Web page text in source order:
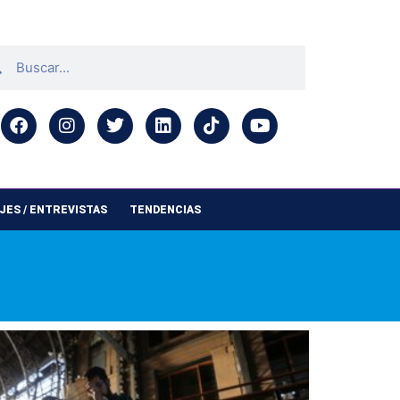
/ ENTREVISTAS TENDENCIAS